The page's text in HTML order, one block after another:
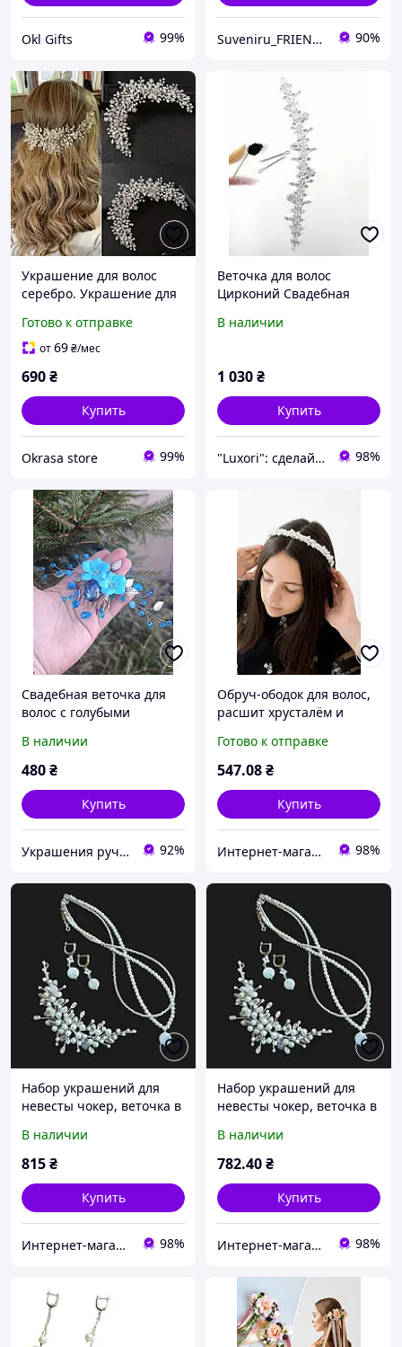
Okl Gifts 99% Suveniru_FRIENDS 90%
Украшение для волос
серебро. Украшение для
Готово к отправке
от69₴/мес
690₴
Купить
Okrasa store 99%
Веточка для волос
Цирконий Свадебная
Диадема веточка
В наличии
1 030₴
Купить
"Luxori": сделайте каждый момент неповторимым! 98%
Свадебная веточка для
волос с голубыми
стразами, украшение для
невесты, аксессуар для п
В наличии
480₴
Купить
Украшения ручной работы 92%
Обруч-ободок для волос,
расшит хрусталём и
цвета, украшения для
невесты Ksenija Vitali
Готово к отправке
547.08₴
Купить
Интернет-магазин Зозулька 98%
Набор украшений для
невесты чокер, веточка в
ручной работы (NP-0063)
В наличии
815₴
Купить
Интернет-магазин Зозулька 98%
Набор украшений для
невесты чокер, веточка в
ручной работы (NP-0063)
ТОП
В наличии
782.40₴
Купить
Интернет-магазин Зозулька 98%